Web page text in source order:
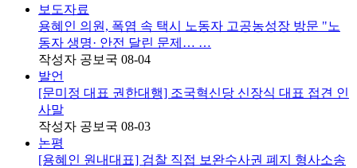
보도자료
용혜인 의원, 폭염 속 택시 노동자 고공농성장 방문 "노
동자 생명· 안전 달린 문제… …
작성자 공보국 08-04
발언
[문미정 대표 권한대행] 조국혁신당 신장식 대표 접견 인
사말
작성자 공보국 08-03
논평
[용혜인 원내대표] 검찰 직접 보완수사권 폐지 형사소송